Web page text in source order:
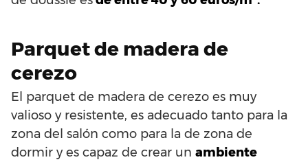
Parquet de madera de
cerezo
El parquet de madera de cerezo es muy
valioso y resistente, es adecuado tanto para la
zona del salón como para la de zona de
dormir y es capaz de crear un ambiente